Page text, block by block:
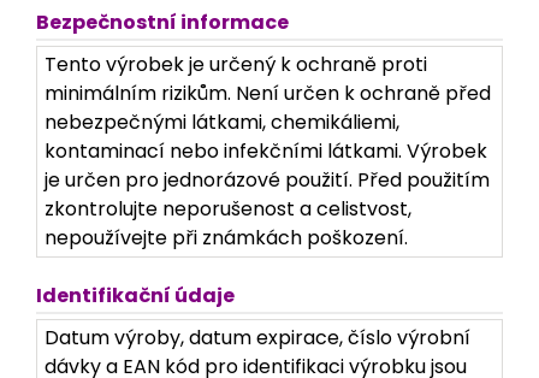
Bezpečnostní informace
Tento výrobek je určený k ochraně proti
minimálním rizikům. Není určen k ochraně před
nebezpečnými látkami, chemikáliemi,
kontaminací nebo infekčními látkami. Výrobek
je určen pro jednorázové použití. Před použitím
zkontrolujte neporušenost a celistvost,
nepoužívejte při známkách poškození.
Identifikační údaje
Datum výroby, datum expirace, číslo výrobní
dávky a EAN kód pro identifikaci výrobku jsou